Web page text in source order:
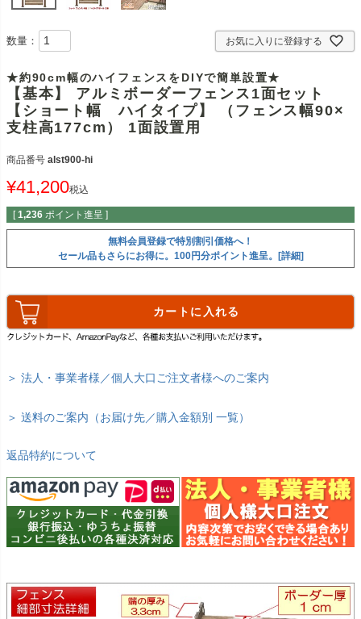
お気に入りに登録する
数量：
★約90cm幅のハイフェンスをDIYで簡単設置★
【基本】 アルミボーダーフェンス1面セット
【ショート幅 ハイタイプ】 （フェンス幅90×
支柱高177cm） 1面設置用
商品番号 alst900-hi
¥41,200税込
[ 1,236 ポイント進呈 ]
無料会員登録で特別割引価格へ！
セール品もさらにお得に。100円分ポイント進呈。[詳細]
カートに入れる
＞ 法人・事業者様／個人大口ご注文者様へのご案内
＞ 送料のご案内（お届け先／購入金額別 一覧）
返品特約について